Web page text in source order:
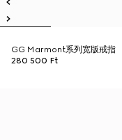
GG Marmont系列宽版戒指
280 500 Ft